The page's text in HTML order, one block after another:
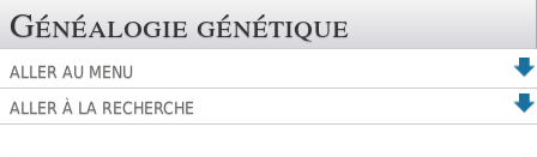
Généalogie génétique
ALLER AU MENU
ALLER À LA RECHERCHE